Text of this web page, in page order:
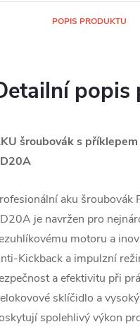
POPIS PRODUKTU
popis
šroubovák s
aku šroubovák
je navržen pro
motoru a
Kickback a impulzní
a efektivitu při
sklíčidlo a
spolehlivý výkon